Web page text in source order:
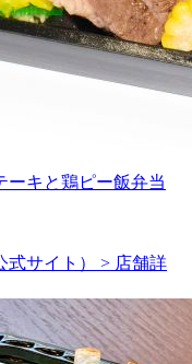
ーキと鶏ピー飯弁当
式サイト） > 店舗詳